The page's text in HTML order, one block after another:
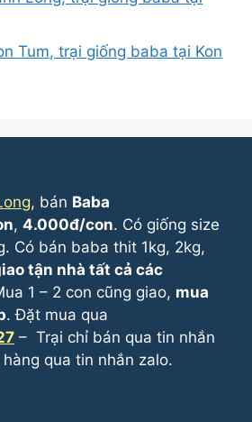
Tum, trại giống baba tại Kon
, bán Baba
, 4.000đ/con. Có giống size
Có bán baba thit 1kg, 2kg,
tận nhà tất cả các
1 – 2 con cũng giao, mua
. Đặt mua qua
– Trại chỉ bán qua tin nhắn
qua tin nhắn zalo.